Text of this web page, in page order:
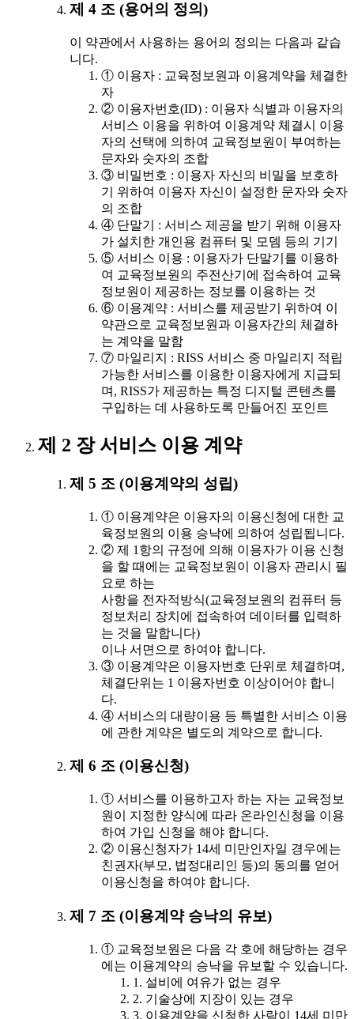
제 4 조 (용어의 정의)
이 약관에서 사용하는 용어의 정의는 다음과 같습
니다.
① 이용자 : 교육정보원과 이용계약을 체결한
자
② 이용자번호(ID) : 이용자 식별과 이용자의
서비스 이용을 위하여 이용계약 체결시 이용
자의 선택에 의하여 교육정보원이 부여하는
문자와 숫자의 조합
③ 비밀번호 : 이용자 자신의 비밀을 보호하
기 위하여 이용자 자신이 설정한 문자와 숫자
의 조합
④ 단말기 : 서비스 제공을 받기 위해 이용자
가 설치한 개인용 컴퓨터 및 모뎀 등의 기기
⑤ 서비스 이용 : 이용자가 단말기를 이용하
여 교육정보원의 주전산기에 접속하여 교육
정보원이 제공하는 정보를 이용하는 것
⑥ 이용계약 : 서비스를 제공받기 위하여 이
약관으로 교육정보원과 이용자간의 체결하
는 계약을 말함
⑦ 마일리지 : RISS 서비스 중 마일리지 적립
가능한 서비스를 이용한 이용자에게 지급되
며, RISS가 제공하는 특정 디지털 콘텐츠를
구입하는 데 사용하도록 만들어진 포인트
제 2 장 서비스 이용 계약
제 5 조 (이용계약의 성립)
① 이용계약은 이용자의 이용신청에 대한 교
육정보원의 이용 승낙에 의하여 성립됩니다.
② 제 1항의 규정에 의해 이용자가 이용 신청
을 할 때에는 교육정보원이 이용자 관리시 필
요로 하는
사항을 전자적방식(교육정보원의 컴퓨터 등
정보처리 장치에 접속하여 데이터를 입력하
는 것을 말합니다)
이나 서면으로 하여야 합니다.
③ 이용계약은 이용자번호 단위로 체결하며,
체결단위는 1 이용자번호 이상이어야 합니
다.
④ 서비스의 대량이용 등 특별한 서비스 이용
에 관한 계약은 별도의 계약으로 합니다.
제 6 조 (이용신청)
① 서비스를 이용하고자 하는 자는 교육정보
원이 지정한 양식에 따라 온라인신청을 이용
하여 가입 신청을 해야 합니다.
② 이용신청자가 14세 미만인자일 경우에는
친권자(부모, 법정대리인 등)의 동의를 얻어
이용신청을 하여야 합니다.
제 7 조 (이용계약 승낙의 유보)
① 교육정보원은 다음 각 호에 해당하는 경우
에는 이용계약의 승낙을 유보할 수 있습니다.
1. 설비에 여유가 없는 경우
2. 기술상에 지장이 있는 경우
3. 이용계약을 신청한 사람이 14세 미만